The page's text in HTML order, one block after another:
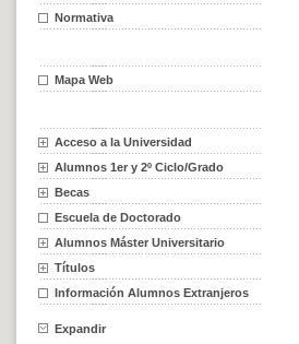
Normativa
Mapa Web
Acceso a la Universidad
Alumnos 1er y 2º Ciclo/Grado
Becas
Escuela de Doctorado
Alumnos Máster Universitario
Títulos
Información Alumnos Extranjeros
Expandir